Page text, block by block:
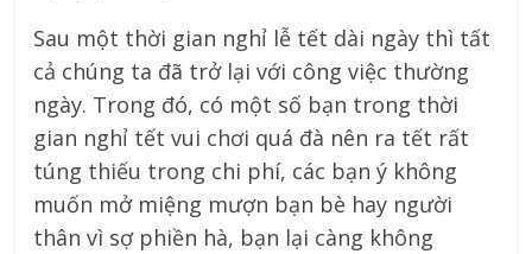
Sau một thời gian nghỉ lễ tết dài ngày thì tất
cả chúng ta đã trở lại với công việc thường
ngày. Trong đó, có một số bạn trong thời
gian nghỉ tết vui chơi quá đà nên ra tết rất
túng thiếu trong chi phí, các bạn ý không
muốn mở miệng mượn bạn bè hay người
thân vì sợ phiền hà, bạn lại càng không